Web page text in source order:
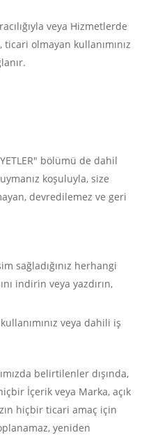
veya Hizmetlerde
ticari olmayan kullanımınız
bölümü de dahil
koşuluyla, size
devredilemez ve geri
sağladığınız herhangi
indirin veya yazdırın,
veya dahili iş
belirtilenler dışında,
İçerik veya Marka, açık
hiçbir ticari amaç için
yeniden